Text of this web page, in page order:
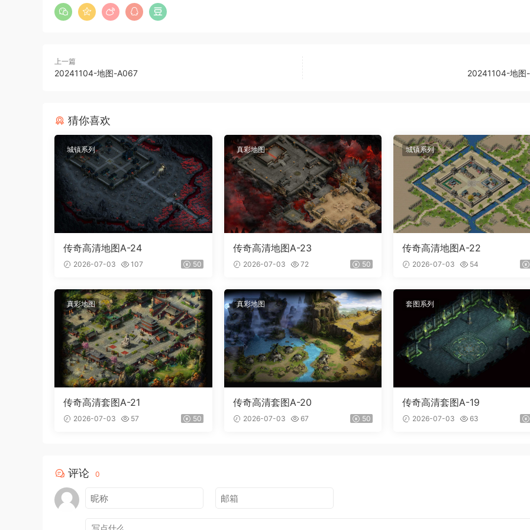
上一篇
20241104-地图-A067 20241104-地图
猜你喜欢
城镇系列
传奇高清地图A-24
2026-07-03 107 50
真彩地图
传奇高清地图A-23
2026-07-03 72 50
城镇系列
传奇高清地图A-22
2026-07-03 54
真彩地图
传奇高清套图A-21
2026-07-03 57 50
真彩地图
传奇高清套图A-20
2026-07-03 67 50
套图系列
传奇高清套图A-19
2026-07-03 63
评论 0